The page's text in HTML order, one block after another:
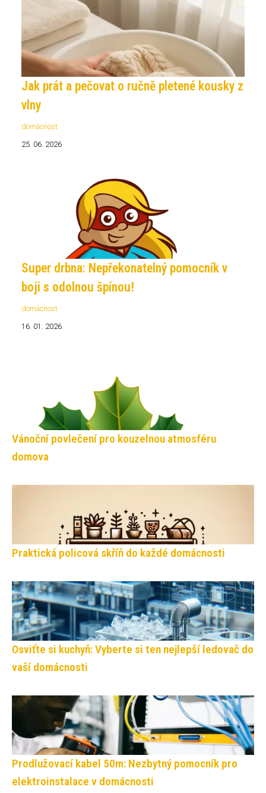
Jak prát a pečovat o ručně pletené kousky z
vlny
domácnost
25. 06. 2026
Super drbna: Nepřekonatelný pomocník v
boji s odolnou špínou!
domácnost
16. 01. 2026
Vánoční povlečení pro kouzelnou atmosféru
domova
Praktická policová skříň do každé domácnosti
Osviťte si kuchyň: Vyberte si ten nejlepší ledovač do
vaší domácnosti
Prodlužovací kabel 50m: Nezbytný pomocník pro
elektroinstalace v domácnosti